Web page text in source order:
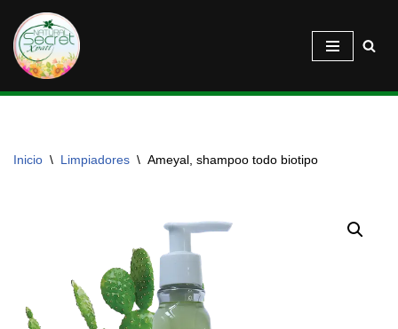
Saltar
al
contenido
Inicio \ Limpiadores \ Ameyal, shampoo todo biotipo